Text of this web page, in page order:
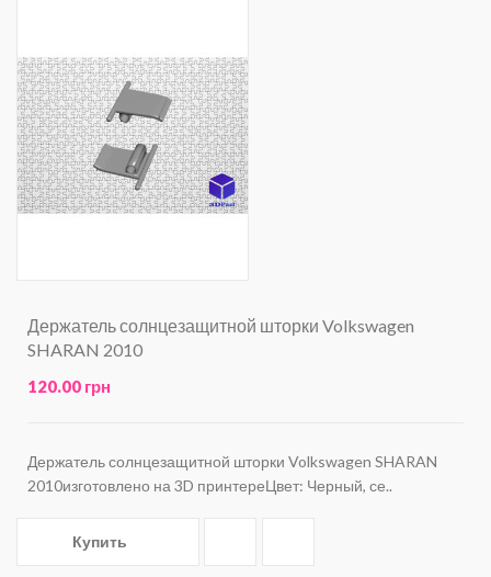
Держатель солнцезащитной шторки Volkswagen
SHARAN 2010
120.00 грн
Держатель солнцезащитной шторки Volkswagen SHARAN
2010изготовлено на 3D принтереЦвет: Черный, се..
Купить